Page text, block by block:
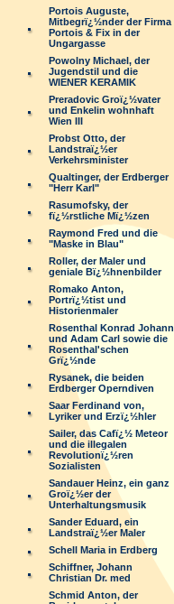
Portois Auguste,
Mitbegrï¿½nder der Firma
Portois & Fix in der
Ungargasse
Powolny Michael, der
Jugendstil und die
WIENER KERAMIK
Preradovic Groï¿½vater
und Enkelin wohnhaft
Wien III
Probst Otto, der
Landstraï¿½er
Verkehrsminister
Qualtinger, der Erdberger
"Herr Karl"
Rasumofsky, der
fï¿½rstliche Mï¿½zen
Raymond Fred und die
"Maske in Blau"
Roller, der Maler und
geniale Bï¿½hnenbilder
Romako Anton,
Portrï¿½tist und
Historienmaler
Rosenthal Konrad Johann
und Adam Carl sowie die
Rosenthal'schen
Grï¿½nde
Rysanek, die beiden
Erdberger Operndiven
Saar Ferdinand von,
Lyriker und Erzï¿½hler
Sailer, das Cafï¿½ Meteor
und die illegalen
Revolutionï¿½ren
Sozialisten
Sandauer Heinz, ein ganz
Groï¿½er der
Unterhaltungsmusik
Sander Eduard, ein
Landstraï¿½er Maler
Schell Maria in Erdberg
Schiffner, Johann
Christian Dr. med
Schmid Anton, der